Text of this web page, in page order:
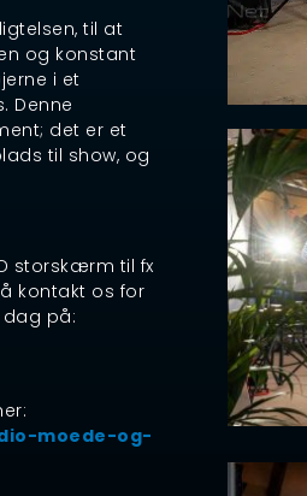
til at
og konstant
i et
Denne
det er et
til show, og
storskærm til fx
kontakt os for
på:
moede-og-